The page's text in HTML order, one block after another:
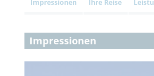
Impressionen Ihre Reise
Impressionen